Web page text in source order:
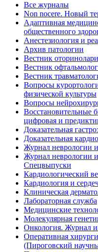
Все журналы
Non nocere. Новый
Адаптивная
общественного
Анестезиология и
Архив патологии
Вестник
Вестник
Вестник
Вопросы
физической культуры
Вопросы
Восстановительные
цифровая и
Доказательная
Доказательная
Журнал неврологии
Журнал неврологии
Спецвыпуски
Кардиологический
Кардиология и
Клиническая
Лабораторная служба
Медицинские
Молекулярная
Онкология. Журнал
Оперативная
(Пироговский